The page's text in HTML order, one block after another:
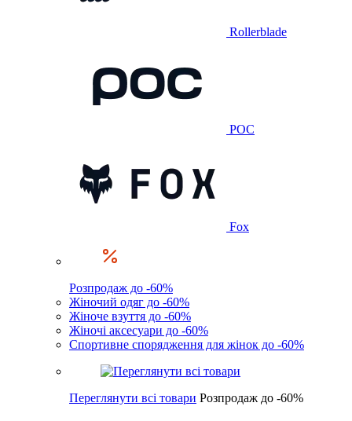
Rollerblade
POC
Fox
Розпродаж до -60%
Жіночий одяг до -60%
Жіноче взуття до -60%
Жіночі аксесуари до -60%
Спортивне спорядження для жінок до -60%
Переглянути всі товари Розпродаж до -60%